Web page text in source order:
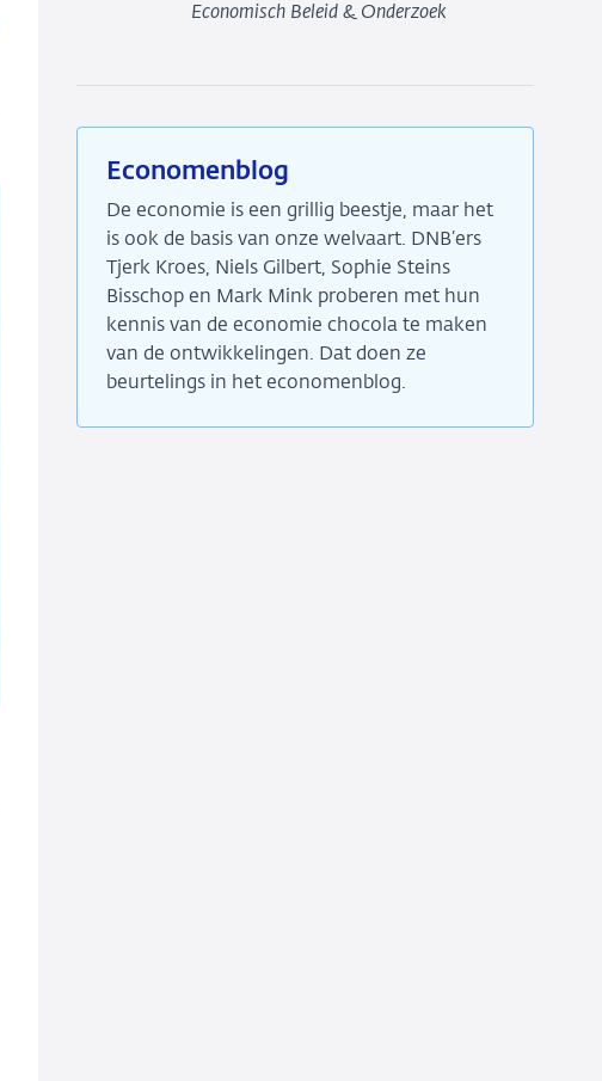
Economisch Beleid & Onderzoek
Economenblog
De economie is een grillig beestje, maar het
is ook de basis van onze welvaart. DNB’ers
Tjerk Kroes, Niels Gilbert, Sophie Steins
Bisschop en Mark Mink proberen met hun
kennis van de economie chocola te maken
van de ontwikkelingen. Dat doen ze
beurtelings in het economenblog.